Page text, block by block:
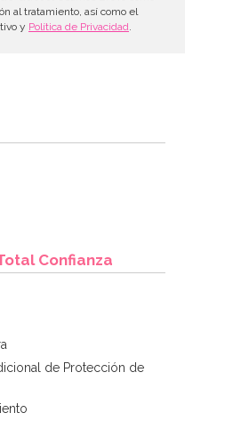
al tratamiento, así como el
y Política de Privacidad
Confianza
de Protección de